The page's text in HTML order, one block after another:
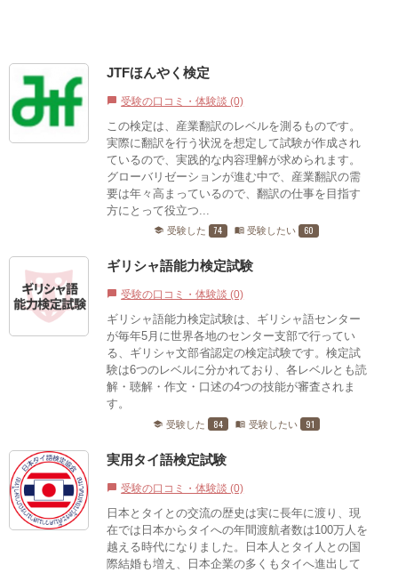
JTFほんやく検定
chat_bubble 受験の口コミ・体験談 (0)
この検定は、産業翻訳のレベルを測るものです。
実際に翻訳を行う状況を想定して試験が作成され
ているので、実践的な内容理解が求められます。
グローバリゼーションが進む中で、産業翻訳の需
要は年々高まっているので、翻訳の仕事を目指す
方にとって役立つ...
school 受験した 74 menu_book 受験したい 60
ギリシャ語能力検定試験
chat_bubble 受験の口コミ・体験談 (0)
ギリシャ語能力検定試験は、ギリシャ語センター
が毎年5月に世界各地のセンター支部で行ってい
る、ギリシャ文部省認定の検定試験です。検定試
験は6つのレベルに分かれており、各レベルとも読
解・聴解・作文・口述の4つの技能が審査されま
す。
school 受験した 84 menu_book 受験したい 91
実用タイ語検定試験
chat_bubble 受験の口コミ・体験談 (0)
日本とタイとの交流の歴史は実に長年に渡り、現
在では日本からタイへの年間渡航者数は100万人を
越える時代になりました。日本人とタイ人との国
際結婚も増え、日本企業の多くもタイへ進出して